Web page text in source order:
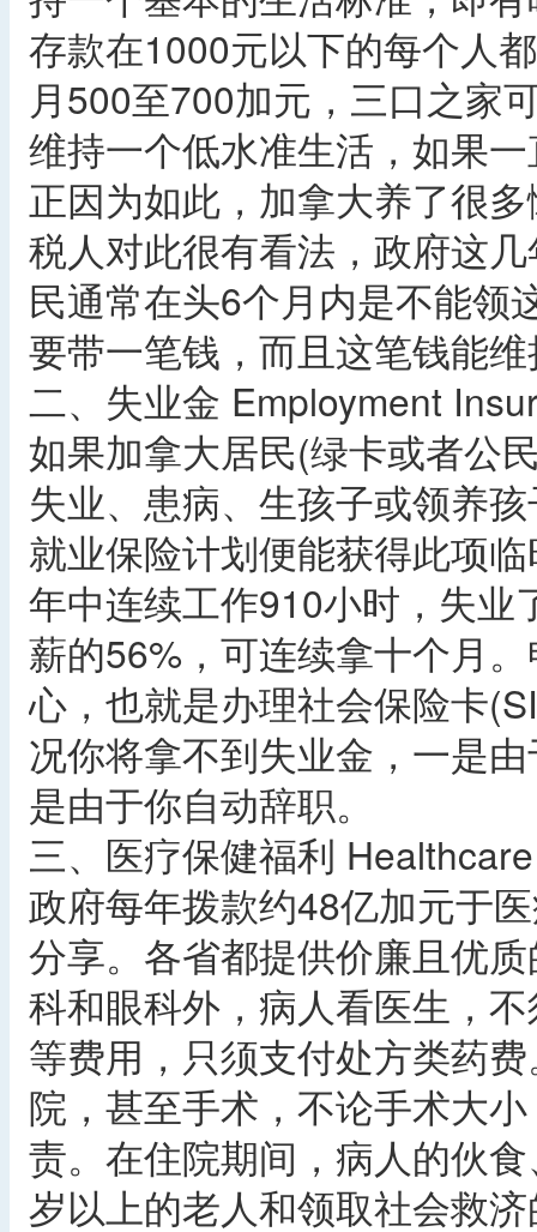
存款在1000元以下的每个人
月500至700加元，三口之家
维持一个低水准生活，如果
正因为如此，加拿大养了很
税人对此很有看法，政府这
民通常在头6个月内是不能领
要带一笔钱，而且这笔钱能
二、失业金 Employment
如果加拿大居民(绿卡或者公
失业、患病、生孩子或领养
就业保险计划便能获得此项
年中连续工作910小时，失业
薪的56%，可连续拿十个月
心，也就是办理社会保险卡
况你将拿不到失业金，一是
是由于你自动辞职。
三、医疗保健福利
政府每年拨款约48亿加元于
分享。各省都提供价廉且优
科和眼科外，病人看医生，
等费用，只须支付处方类药
院，甚至手术，不论手术大
责。在住院期间，病人的伙
岁以上的老人和领取社会救